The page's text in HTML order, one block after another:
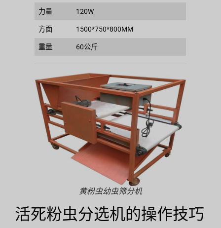
力量 120W
方面 1500*750*800MM
重量 60公斤
黄粉虫幼虫筛分机
活死粉虫分选机的操作技巧